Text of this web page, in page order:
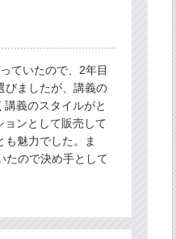
ていたので、2年目
びましたが、講義の
義のスタイルがと
ョンとして販売して
魅力でした。ま
たので決め手として